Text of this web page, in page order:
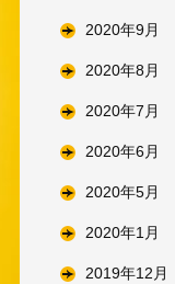
2020年9月
2020年8月
2020年7月
2020年6月
2020年5月
2020年1月
2019年12月